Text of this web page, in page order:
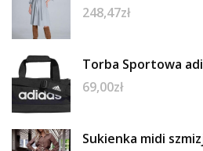
248,47zł
Torba Sportowa
69,00zł
Sukienka midi